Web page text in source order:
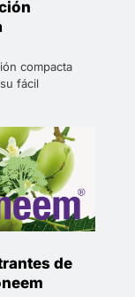
compacta
fácil
de